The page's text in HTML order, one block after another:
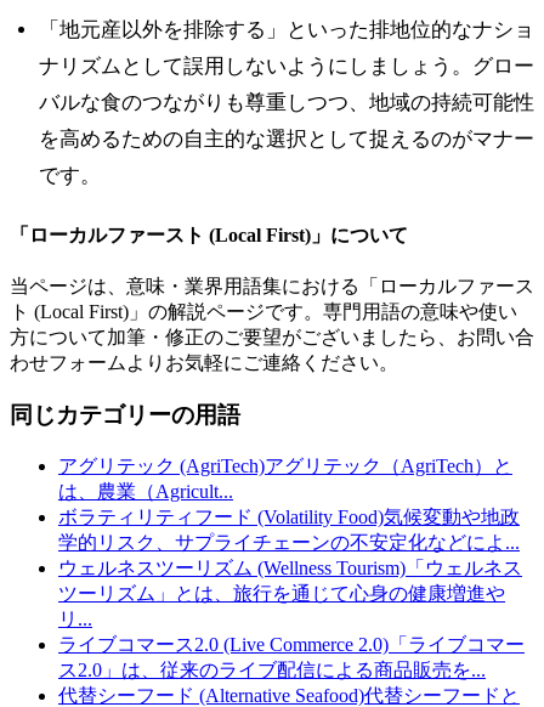
「地元産以外を排除する」といった排地位的なナショ
ナリズムとして誤用しないようにしましょう。グロー
バルな食のつながりも尊重しつつ、地域の持続可能性
を高めるための自主的な選択として捉えるのがマナー
です。
「 ローカルファースト (Local First) 」について
当ページは、意味・業界用語集における「 ローカルファース
ト (Local First) 」の解説ページです。専門用語の意味や使い
方について加筆・修正のご要望がございましたら、お問い合
わせフォームよりお気軽にご連絡ください。
同じカテゴリーの用語
アグリテック (AgriTech)アグリテック（AgriTech）と
は、農業（Agricult...
ボラティリティフード (Volatility Food)気候変動や地政
学的リスク、サプライチェーンの不安定化などによ ...
ウェルネスツーリズム (Wellness Tourism) 「ウェルネス
ツーリズム」とは、旅行を通じて心身の健康増進や
リ ...
ライブコマース2.0 (Live Commerce 2.0) 「ライブコマー
ス2.0」は、従来のライブ配信による商品販売を...
代替シーフード (Alternative Seafood)代替シーフードと